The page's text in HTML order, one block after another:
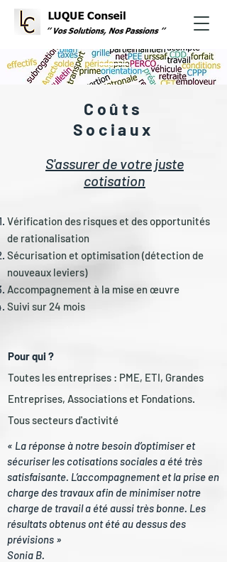
Coûts
Sociaux
S'assurer de votre juste
cotisation
Vérification des risques et des opportunités
de rationalisation
Sécurisation et optimisation (détection de
nouveaux leviers)
Accompagnement à la mise en œuvre
Suivi sur 24 mois
Pour qui ?
Toutes les entreprises : PME, ETI, Grandes
Entreprises, Associations et Fondations.
Tous secteurs d'activité
« La réponse à notre besoin d’optimiser et
sécuriser les cotisations sociales a été très
satisfaisante. L’accompagnement et la prise en
charge des travaux afin de minimiser notre
charge de travail a été aussi très bonne. Les
résultats obtenus ont été au dessus des
prévisions »
Sonia B.